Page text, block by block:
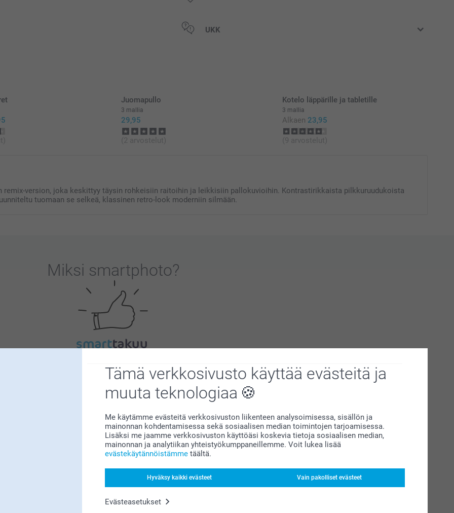
Tämä verkkosivusto käyttää evästeitä ja
muuta teknologiaa
Me käytämme evästeitä verkkosivuston liikenteen analysoimisessa, sisällön ja
mainonnan kohdentamisessa sekä sosiaalisen median toimintojen tarjoamisessa.
Lisäksi me jaamme verkkosivuston käyttöäsi koskevia tietoja sosiaalisen median,
mainonnan ja analytiikan yhteistyökumppaneillemme. Voit lukea lisää
evästekäytännöistämme täältä.
Hyväksy kaikki evästeet Vain pakolliset evästeet
Evästeasetukset
Kaikki hinnat ovat euroina, sisältävät arvonlisäveron ja eivät sisällä
UKK
Juomapullo
3 mallia
29,95
(2 arvostelut)
Kotelo läppärille ja tabletille
3 mallia
Alkaen 23,95
(9 arvostelut)
version, joka keskittyy täysin rohkeisiin raitoihin ja leikkisiin pallokuvioihin. Kontrastirikkaista pilkkuruudukoista
tuomaan se selkeä, klassinen retro-look moderniin silmään.
Miksi smartphoto?
Bonusta kaikista tilauksista